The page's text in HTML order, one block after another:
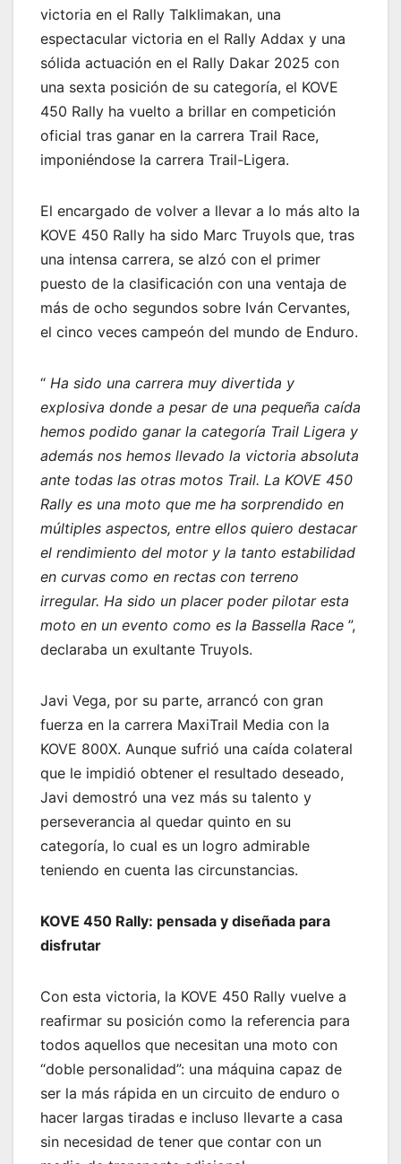
victoria en el Rally Talklimakan, una
espectacular victoria en el Rally Addax y una
sólida actuación en el Rally Dakar 2025 con
una sexta posición de su categoría, el KOVE
450 Rally ha vuelto a brillar en competición
oficial tras ganar en la carrera Trail Race,
imponiéndose la carrera Trail-Ligera.
El encargado de volver a llevar a lo más alto la
KOVE 450 Rally ha sido Marc Truyols que, tras
una intensa carrera, se alzó con el primer
puesto de la clasificación con una ventaja de
más de ocho segundos sobre Iván Cervantes,
el cinco veces campeón del mundo de Enduro.
“ Ha sido una carrera muy divertida y
explosiva donde a pesar de una pequeña caída
hemos podido ganar la categoría Trail Ligera y
además nos hemos llevado la victoria absoluta
ante todas las otras motos Trail. La KOVE 450
Rally es una moto que me ha sorprendido en
múltiples aspectos, entre ellos quiero destacar
el rendimiento del motor y la tanto estabilidad
en curvas como en rectas con terreno
irregular. Ha sido un placer poder pilotar esta
moto en un evento como es la Bassella Race ”,
declaraba un exultante Truyols.
Javi Vega, por su parte, arrancó con gran
fuerza en la carrera MaxiTrail Media con la
KOVE 800X. Aunque sufrió una caída colateral
que le impidió obtener el resultado deseado,
Javi demostró una vez más su talento y
perseverancia al quedar quinto en su
categoría, lo cual es un logro admirable
teniendo en cuenta las circunstancias.
KOVE 450 Rally: pensada y diseñada para
disfrutar
Con esta victoria, la KOVE 450 Rally vuelve a
reafirmar su posición como la referencia para
todos aquellos que necesitan una moto con
“doble personalidad”: una máquina capaz de
ser la más rápida en un circuito de enduro o
hacer largas tiradas e incluso llevarte a casa
sin necesidad de tener que contar con un